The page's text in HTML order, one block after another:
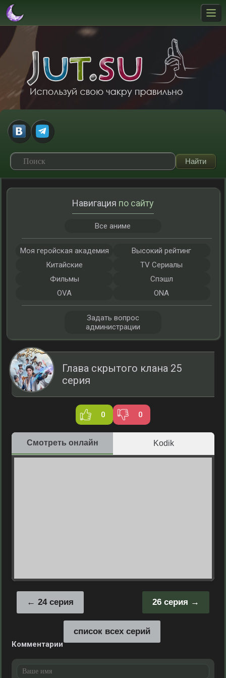
Глава скрытого клана 25
серия
0 0
Смотреть онлайн Kodik
26 серия
24 серия
список всех серий
Комментарии
Навигация по сайту
Все аниме
Моя геройская академия
Высокий рейтинг
Китайские
TV Сериалы
Фильмы
Спэшл
OVA
ONA
Задать вопрос
администрации